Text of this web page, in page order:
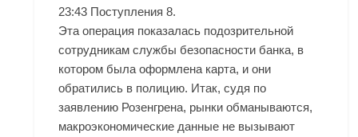
23:43 Поступления 8.
Эта операция показалась подозрительной
сотрудникам службы безопасности банка, в
котором была оформлена карта, и они
обратились в полицию. Итак, судя по
заявлению Розенгрена, рынки обманываются,
макроэкономические данные не вызывают